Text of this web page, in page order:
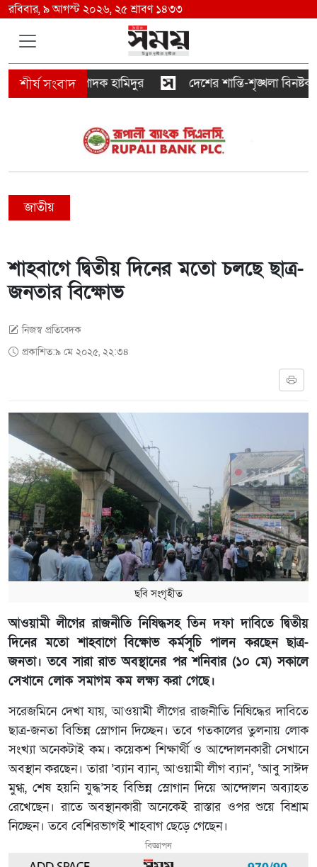
রবিবার, ৯ আগস্ট ২০২৬, ২৫ শ্রাবণ ১৪৩৩
সিরাজুল সম্পাদক হামিদুর দেশের শান্তি-শৃঙ্খলা
জাতীয়
শাহবাগে দ্বিতীয় দিনের মতো চলছে ছাত্র-
জনতার বিক্ষোভ
নিজস্ব প্রতিবেদক
প্রকাশিত:৯ মে ২০২৫, ২২:৩৪
ছবি সংগৃহীত
আওয়ামী লীগের রাজনীতি নিষিদ্ধসহ তিন দফা দাবিতে দ্বিতীয়
দিনের মতো শাহবাগে বিক্ষোভ কর্মসূচি পালন করছেন ছাত্র-
জনতা। তবে সারা রাত অবস্থানের পর শনিবার (১০ মে) সকালে
সেখানে লোক সমাগম কম লক্ষ্য করা গেছে।
সরেজমিনে দেখা যায়, আওয়ামী লীগের রাজনীতি নিষিদ্ধের দাবিতে
ছাত্র-জনতা বিভিন্ন স্লোগান দিচ্ছেন। তবে গতকালের তুলনায় লোক
সংখ্যা অনেকটাই কম। কয়েকশ শিক্ষার্থী ও আন্দোলনকারী সেখানে
অবস্থান করছেন। তারা ‘ব্যান ব্যান, আওয়ামী লীগ ব্যান’, ‘আবু সাঈদ
মুগ্ধ, শেষ হয়নি যুদ্ধ’সহ বিভিন্ন স্লোগান দিয়ে আন্দোলন অব্যাহত
রেখেছেন। রাতে অবস্থানকারী অনেকেই রাস্তার ওপর শুয়ে বিশ্রাম
নিচ্ছেন। তবে বেশিরভাগই শাহবাগ ছেড়ে গেছেন।
বিজ্ঞাপন